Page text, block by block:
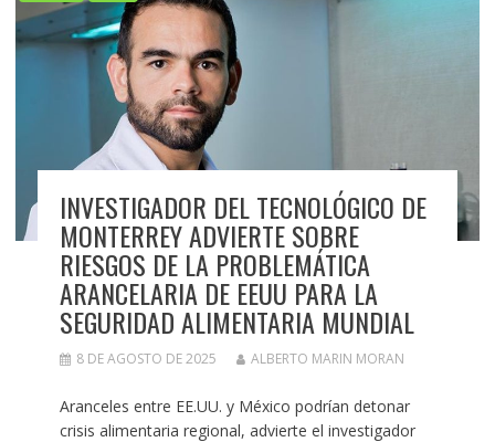
INVESTIGADOR DEL TECNOLÓGICO DE
MONTERREY ADVIERTE SOBRE
RIESGOS DE LA PROBLEMÁTICA
ARANCELARIA DE EEUU PARA LA
SEGURIDAD ALIMENTARIA MUNDIAL
8 DE AGOSTO DE 2025 ALBERTO MARIN MORAN
Aranceles entre EE.UU. y México podrían detonar
crisis alimentaria regional, advierte el investigador